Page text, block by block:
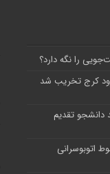
را نگه دارد؟
کرج تخریب شد
در جنگ 12 روزه 7 شهید دانشجو تقدیم
اتوبوسرانی